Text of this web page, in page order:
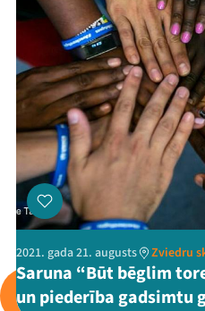
2021. gada 21. augusts Zviedru
Saruna “Būt bēglim
un piederība gadsimtu